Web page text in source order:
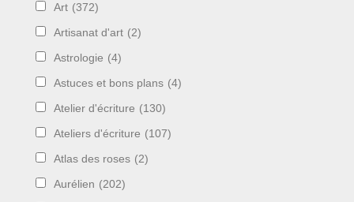
Art (372)
Artisanat d'art (2)
Astrologie (4)
Astuces et bons plans (4)
Atelier d'écriture (130)
Ateliers d'écriture (107)
Atlas des roses (2)
Aurélien (202)